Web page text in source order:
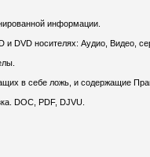
информации.
DVD носителях: Аудио, Видео,
в себе ложь, и содержащие
DOC, PDF, DJVU.